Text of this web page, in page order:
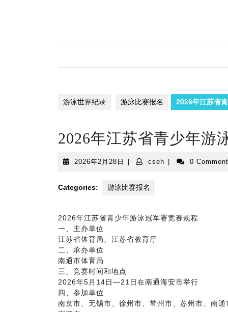
游泳世界纪录 游泳比赛报名 2026年江苏省
2026年江苏省青少年游
2026年2月28日
2026
月
cseh cseh 0 Comment
Categories: 游泳比赛报名
2026年江苏省青少年游泳冠军赛竞赛规程
一、主办单位
江苏省体育局、江苏省教育厅
二、承办单位
南通市体育局
三、竞赛时间和地点
2026年5月14日—21日在南通海安市举行
四、参加单位
南京市、无锡市、徐州市、常州市、苏州市、南